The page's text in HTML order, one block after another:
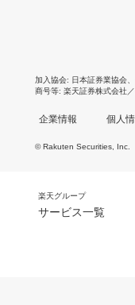
加入協会 日本証券業協会
商号等 楽天証券株式会社
企業情報 個人
© Rakuten Securities, Inc.
楽天グループ
サービス一覧